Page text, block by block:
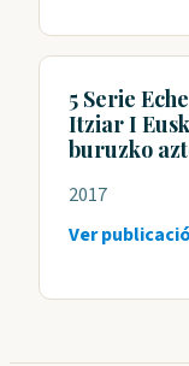
5 Serie
Itziar I
buruzko
2017
Ver